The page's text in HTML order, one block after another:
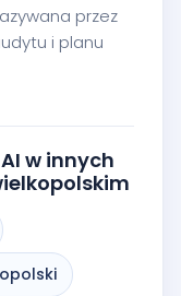
przez
i planu
w innych